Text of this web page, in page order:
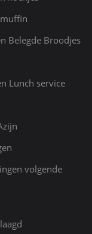
Belegde Broodjes
Lunch service
volgende